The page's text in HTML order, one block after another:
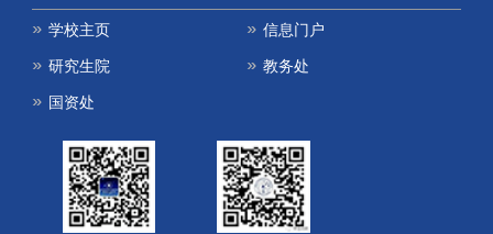
学校主页 信息门户
研究生院 教务处
国资处